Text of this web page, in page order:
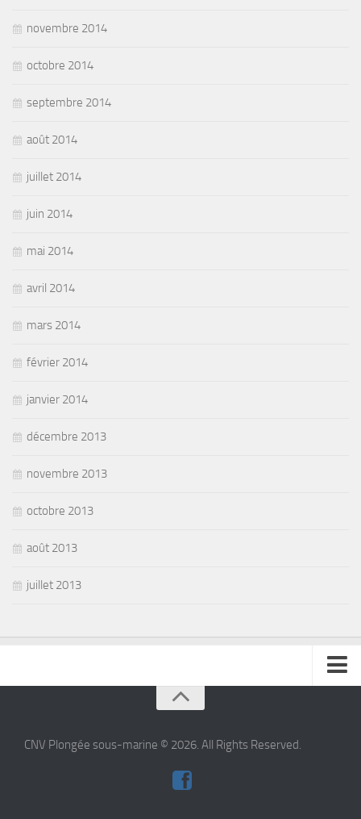
novembre 2014
octobre 2014
septembre 2014
août 2014
juillet 2014
juin 2014
mai 2014
avril 2014
mars 2014
février 2014
janvier 2014
décembre 2013
novembre 2013
octobre 2013
août 2013
juillet 2013
CNV Plongée sous-marine © 2026. All Rights Reserved.